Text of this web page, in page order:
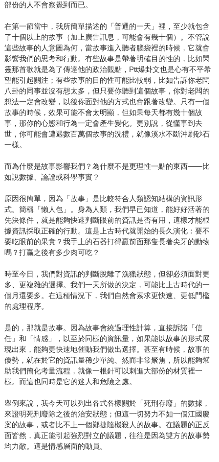
部份的人不會察覺到而已。
在第一節當中，我所簡單描述的「普通的一天」裡，至少就包含
了十個以上的故事（加上廣告訊息，可能會有幾十個）。不管說
這些故事的人意圖為何，當故事進入聽者腦袋裡的時候，它就會
影響我們的思考和行動。有些故事是帶著明確目的性的，比如閃
靈那首歌就是為了傳達他的政治觀點，Ptt爆卦文也是心有不平希
望能引起關注；有些故事的目的性可能比較弱，比如告訴你老闆
八卦的同事並沒有想太多，但只要你聽到這個故事，你對老闆的
想法一定會改變，以後你面對他的方式也會跟著改變。只有一個
故事的時候，效果可能不會太明顯，但如果每天都有幾十個故
事，那你的心態和行為一定會產生變化。更別說，從懂事到去
世，你可能會遭遇數百萬個故事的洗禮，就像溪水不斷沖刷砂石
一樣。
而為什麼是故事影響我們？為什麼不是更理性一點的東西——比
如說數據、論證或科學事實？
原因很簡單，因為「故事」是比較符合人類認知結構的資訊形
式。簡稱「懶人包」。身為人類，我們早已知道，能好好活著的
先決條件，就是能夠快速判斷眼前的資訊是否有用，這樣才能根
據資訊採取正確的行動。這是上古時代就開始的長久演化：要不
要吃眼前的果實？我手上的石器打得贏前面那隻長著尖牙的動物
嗎？打贏之後有多少肉可吃？
時至今日，我們對資訊的判斷脫離了漁獵狀態，但卻必須面對更
多、更複雜的選擇。我們一天所做的決定，可能比上古時代的一
個月還要多。在這種情況下，我們自然會索求更快速、更低門檻
的處理程序。
是的，那就是故事。因為故事會繞過理性計算，直接訴諸「信
任」和「情感」，以至於同樣的資訊量，如果能以故事的形式展
現出來，能夠更快速地催動我們做出選擇。甚至有時候，故事的
優勢，就在於它的資訊量稀少單純、然而非常聚焦，所以能夠幫
助我們簡化考量流程，就像一根針可以刺進大部份的材質裡一
樣。而這也同時是它的迷人和危險之處。
舉例來說，我今天可以列出各式各樣關於「死刑存廢」的數據，
來證明死刑廢除之後的治安狀態；但這一切努力不如一個江國慶
案的故事，或者比不上一個鄭捷隨機殺人的故事。在議題的正反
面皆然，真正能引起強烈對立的議題，往往是因為雙方的故事勢
均力敵。這是情感層面的動員。